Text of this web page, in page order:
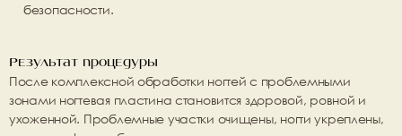
безопасности.
Результат процедуры
После комплексной обработки ногтей с проблемными
зонами ногтевая пластина становится здоровой, ровной и
ухоженной. Проблемные участки очищены, ногти укреплены,